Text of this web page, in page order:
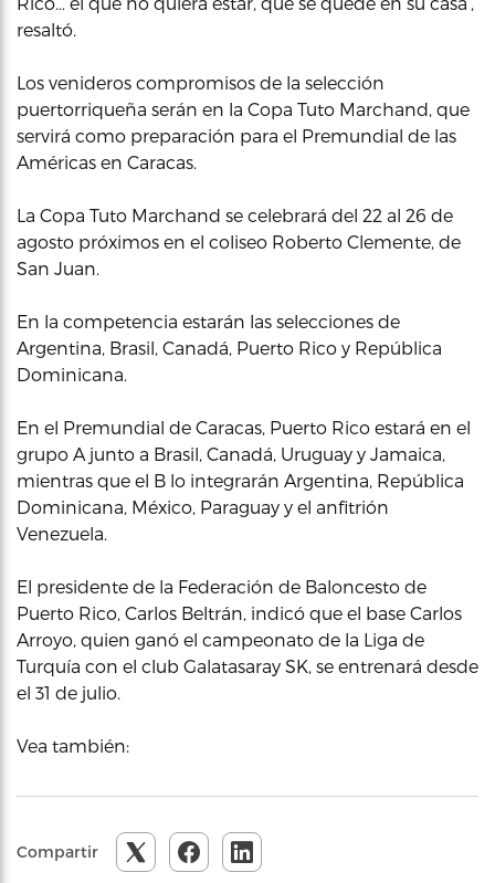
resaltó.
Los venideros compromisos de la selección
puertorriqueña serán en la Copa Tuto Marchand, que
servirá como preparación para el Premundial de las
Américas en Caracas.
La Copa Tuto Marchand se celebrará del 22 al 26 de
agosto próximos en el coliseo Roberto Clemente, de
San Juan.
En la competencia estarán las selecciones de
Argentina, Brasil, Canadá, Puerto Rico y República
Dominicana.
En el Premundial de Caracas, Puerto Rico estará en el
grupo A junto a Brasil, Canadá, Uruguay y Jamaica,
mientras que el B lo integrarán Argentina, República
Dominicana, México, Paraguay y el anfitrión
Venezuela.
El presidente de la Federación de Baloncesto de
Puerto Rico, Carlos Beltrán, indicó que el base Carlos
Arroyo, quien ganó el campeonato de la Liga de
Turquía con el club Galatasaray SK, se entrenará desde
el 31 de julio.
Vea también:
Compartir